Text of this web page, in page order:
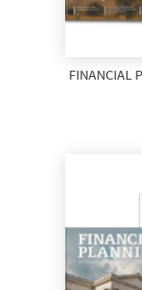
FINANCIAL